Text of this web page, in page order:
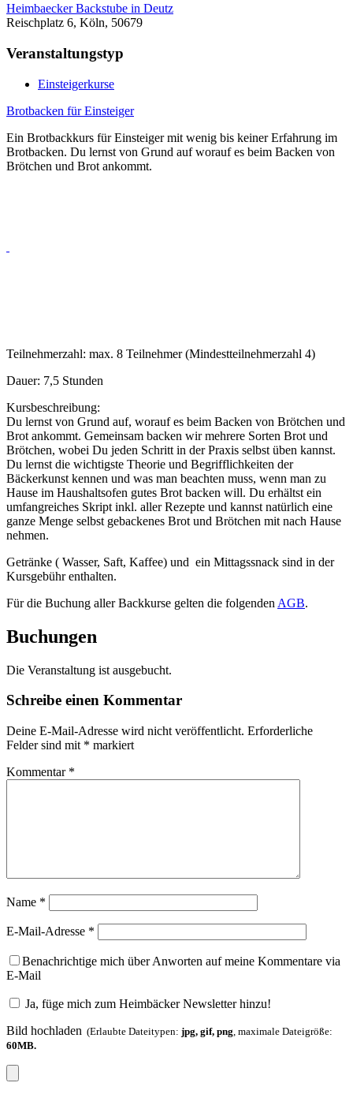
Heimbaecker Backstube in Deutz
Reischplatz 6, Köln, 50679
Veranstaltungstyp
Einsteigerkurse
Brotbacken für Einsteiger
Ein Brotbackkurs für Einsteiger mit wenig bis keiner Erfahrung im
Brotbacken. Du lernst von Grund auf worauf es beim Backen von
Brötchen und Brot ankommt.
Teilnehmerzahl: max. 8 Teilnehmer (Mindestteilnehmerzahl 4)
Dauer: 7,5 Stunden
Kursbeschreibung:
Du lernst von Grund auf, worauf es beim Backen von Brötchen und
Brot ankommt. Gemeinsam backen wir mehrere Sorten Brot und
Brötchen, wobei Du jeden Schritt in der Praxis selbst üben kannst.
Du lernst die wichtigste Theorie und Begrifflichkeiten der
Bäckerkunst kennen und was man beachten muss, wenn man zu
Hause im Haushaltsofen gutes Brot backen will. Du erhältst ein
umfangreiches Skript inkl. aller Rezepte und kannst natürlich eine
ganze Menge selbst gebackenes Brot und Brötchen mit nach Hause
nehmen.
Getränke ( Wasser, Saft, Kaffee) und ein Mittagssnack sind in der
Kursgebühr enthalten.
Für die Buchung aller Backkurse gelten die folgenden AGB.
Buchungen
Die Veranstaltung ist ausgebucht.
Schreibe einen Kommentar
Deine E-Mail-Adresse wird nicht veröffentlicht. Erforderliche
Felder sind mit * markiert
Kommentar *
Name *
E-Mail-Adresse *
Benachrichtige mich über Anworten auf meine Kommentare via
E-Mail
Ja, füge mich zum Heimbäcker Newsletter hinzu!
Bild hochladen (Erlaubte Dateitypen: jpg, gif, png, maximale Dateigröße:
60MB.